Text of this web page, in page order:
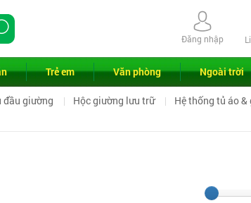
Đăng nhập
Trẻ em Văn phòng Ngoài trời
đầu giường Hộc giường lưu trữ
Hệ thống tủ áo &